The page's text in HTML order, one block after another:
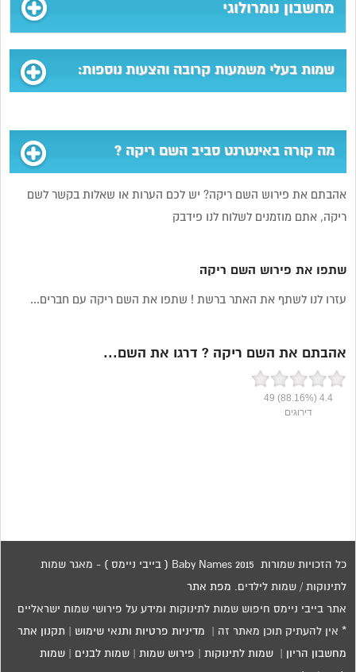
מחשבון נומרולוגי
שמות בעלי משמעות קרובה והצעות נוספות:
מה קורה באינטרנט סביב השם ריקה ?
אהבתם את פירוש השם ריקה? יש לכם הערות או שאלות בקשר לשם
ריקה, אתם מוזמנים לשלוח לנו פידבק
שתפו את פירוש השם ריקה
עזרו לנו לשתף את האתר ברשת ! שתפו את השם ריקה עם חברים...
אהבתם את השם ריקה ? דרגו את השם...
4.4
(88.16%)
49
דירוגים
כל הזכויות שמורות 2015 Baby Names ( בייבי ניימס ) - מאגר שמות
לתינוקות / שמות לילדים. מפת אתר
אתר בייבי ניימס חיפוש שמות לתינוקות ומידע על פירושי שמות ישראליים
* אין להעתיק תוכן מאתר זה | מדיניות פרטיות ותנאי שימוש תקנון אתר
מחשבון הריון |שמות לתינוקות פירוש שמות |שמות לבנים |שמות